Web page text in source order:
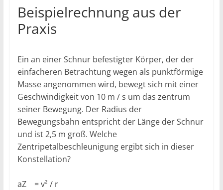
Beispielrechnung aus der
Praxis
Ein an einer Schnur befestigter Körper, der der
einfacheren Betrachtung wegen als punktförmige
Masse angenommen wird, bewegt sich mit einer
Geschwindigkeit von 10 m / s um das zentrum
seiner Bewegung. Der Radius der
Bewegungsbahn entspricht der Länge der Schnur
und ist 2,5 m groß. Welche
Zentripetalbeschleunigung ergibt sich in dieser
Konstellation?
aZ = v² / r